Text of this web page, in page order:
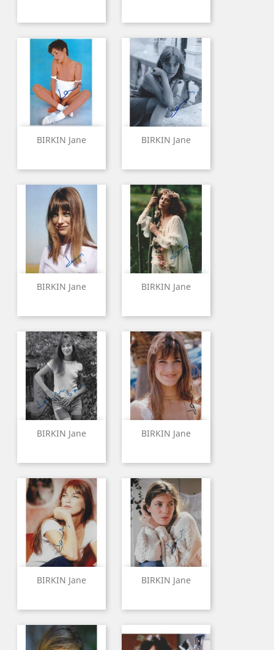
BIRKIN Jane BIRKIN Jane
BIRKIN Jane BIRKIN Jane
BIRKIN Jane BIRKIN Jane
BIRKIN Jane BIRKIN Jane